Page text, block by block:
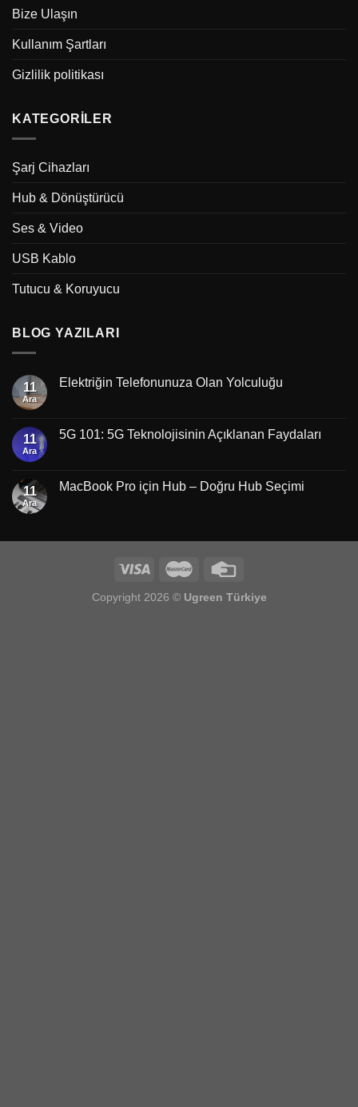
Bize Ulaşın
Kullanım Şartları
Gizlilik politikası
KATEGORILER
Şarj Cihazları
Hub & Dönüştürücü
Ses & Video
USB Kablo
Tutucu & Koruyucu
BLOG YAZILARI
11
Ara
Elektriğin Telefonunuza Olan Yolculuğu
11
Ara
5G 101: 5G Teknolojisinin Açıklanan Faydaları
11
Ara
MacBook Pro için Hub – Doğru Hub Seçimi
Copyright 2026 © Ugreen Türkiye